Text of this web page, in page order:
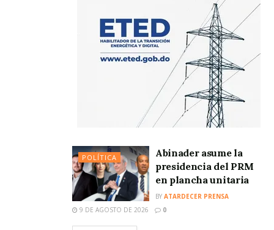
POLÍTICA
Abinader asume la
presidencia del PRM
en plancha unitaria
BY ATARDECER PRENSA
9 DE AGOSTO DE 2026
0